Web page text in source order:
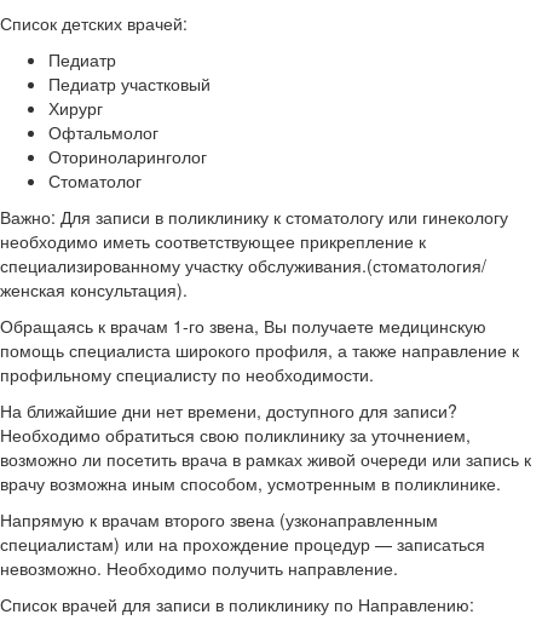
Список детских врачей:
Педиатр
Педиатр участковый
Хирург
Офтальмолог
Оториноларинголог
Стоматолог
Важно: Для записи в поликлинику к стоматологу или гинекологу
необходимо иметь соответствующее прикрепление к
специализированному участку обслуживания.(стоматология/
женская консультация).
Обращаясь к врачам 1-го звена, Вы получаете медицинскую
помощь специалиста широкого профиля, а также направление к
профильному специалисту по необходимости.
На ближайшие дни нет времени, доступного для записи?
Необходимо обратиться свою поликлинику за уточнением,
возможно ли посетить врача в рамках живой очереди или запись к
врачу возможна иным способом, усмотренным в поликлинике.
Напрямую к врачам второго звена (узконаправленным
специалистам) или на прохождение процедур — записаться
невозможно. Необходимо получить направление.
Список врачей для записи в поликлинику по Направлению: